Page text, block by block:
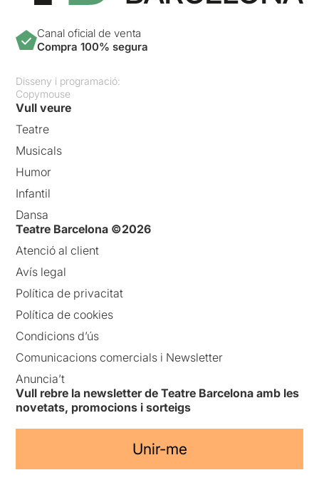
Canal oficial de venta
Compra 100% segura
Disseny i programació:
Copymouse
Vull veure
Teatre
Musicals
Humor
Infantil
Dansa
Teatre Barcelona ©2026
Atenció al client
Avís legal
Política de privacitat
Política de cookies
Condicions d’ús
Comunicacions comercials i Newsletter
Anuncia’t
Vull rebre la newsletter de Teatre Barcelona amb les
novetats, promocions i sorteigs
Unir-me